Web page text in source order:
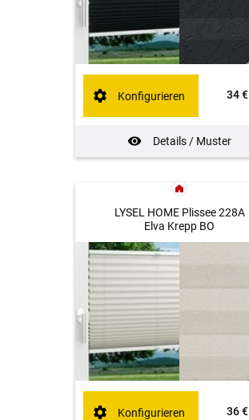
34 €
Details / Muster
Konfigurieren
LYSEL HOME Plissee 228A
Elva Krepp BO
36 €
Konfigurieren